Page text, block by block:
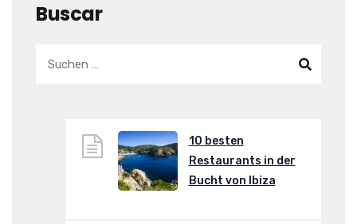
Buscar
10 besten
Restaurants in der
Bucht von Ibiza